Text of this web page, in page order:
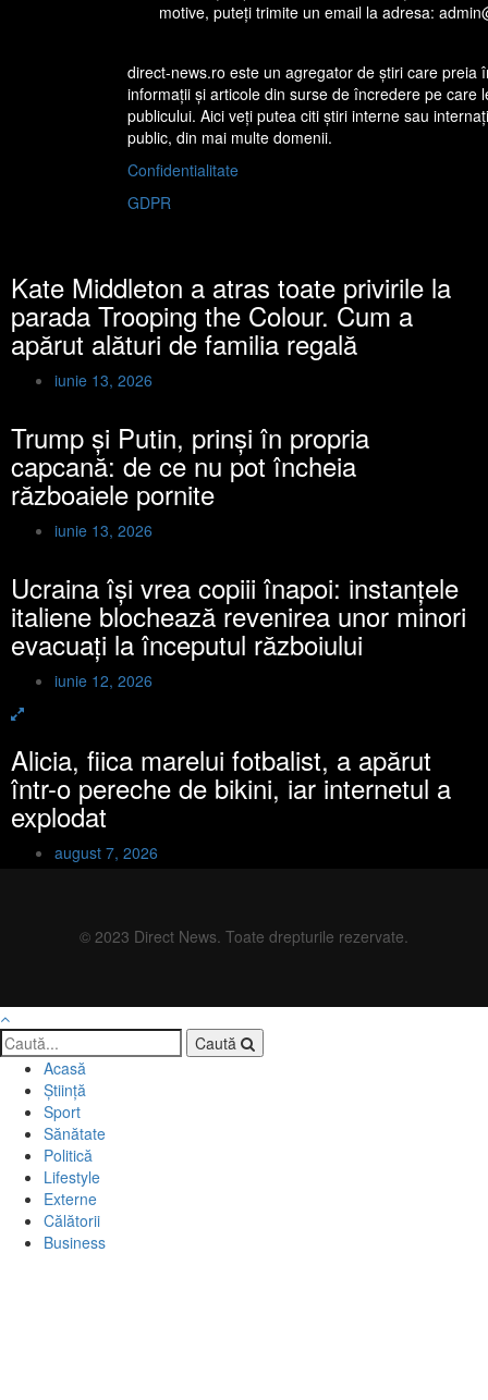
motive, puteţi trimite un email la adresa:
direct-news.ro este un agregator de ştiri care preia
informaţii şi articole din surse de încredere pe care
publicului. Aici veţi putea citi ştiri interne sau
public, din mai multe domenii.
Confidentialitate
GDPR
Kate Middleton a atras toate privirile la
parada Trooping the Colour. Cum a
apărut alături de familia regală
iunie 13, 2026
Trump și Putin, prinși în propria
capcană: de ce nu pot încheia
războaiele pornite
iunie 13, 2026
Ucraina își vrea copiii înapoi: instanțele
italiene blochează revenirea unor minori
evacuați la începutul războiului
iunie 12, 2026
Alicia, fiica marelui fotbalist, a apărut
într-o pereche de bikini, iar internetul a
explodat
august 7, 2026
© 2023 Direct News. Toate drepturile rezervate.
Caută
Acasă
Știință
Sport
Sănătate
Politică
Lifestyle
Externe
Călătorii
Business